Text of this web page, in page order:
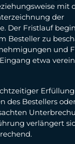
mit
der
Der Fristlauf
Besteller zu
und
etwa
des Bestellers
verlängert